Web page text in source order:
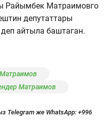
Райымбек Матраимовго
депутаттары
айтыла баштаган.
Матраимов
Telegram же WhatsApp: +996